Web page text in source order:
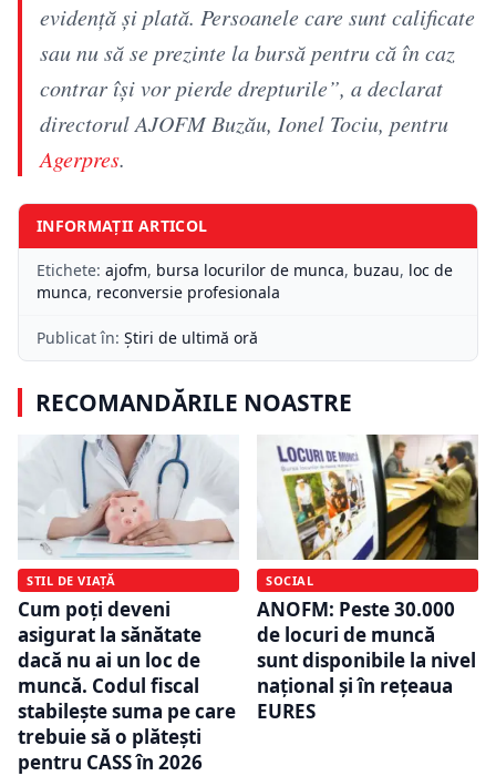
evidenţă şi plată. Persoanele care sunt calificate
sau nu să se prezinte la bursă pentru că în caz
contrar îşi vor pierde drepturile”, a declarat
directorul AJOFM Buzău, Ionel Tociu, pentru
Agerpres.
INFORMAȚII ARTICOL
Etichete: ajofm, bursa locurilor de munca, buzau, loc de
munca, reconversie profesionala
Publicat în: Știri de ultimă oră
RECOMANDĂRILE NOASTRE
STIL DE VIAȚĂ
Cum poți deveni
asigurat la sănătate
dacă nu ai un loc de
muncă. Codul fiscal
stabilește suma pe care
trebuie să o plătești
pentru CASS în 2026
SOCIAL
ANOFM: Peste 30.000
de locuri de muncă
sunt disponibile la nivel
național și în rețeaua
EURES